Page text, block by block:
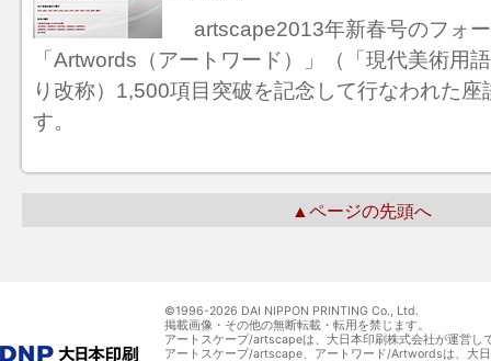
artscape2013年新春号のフォ
「Artwords（アートワード）」（「現代美術用
り改称）1,500項目突破を記念して行なわれた
す。
▲ページの先頭へ
©1996-2026 DAI NIPPON PRINTING Co., Ltd.
掲載画像・その他の無断転載・転用を禁じます。
アートスケープ/artscapeは、大日本印刷株式会社が運営し
アートスケープ/artscape、アートワード/Artwordsは、大